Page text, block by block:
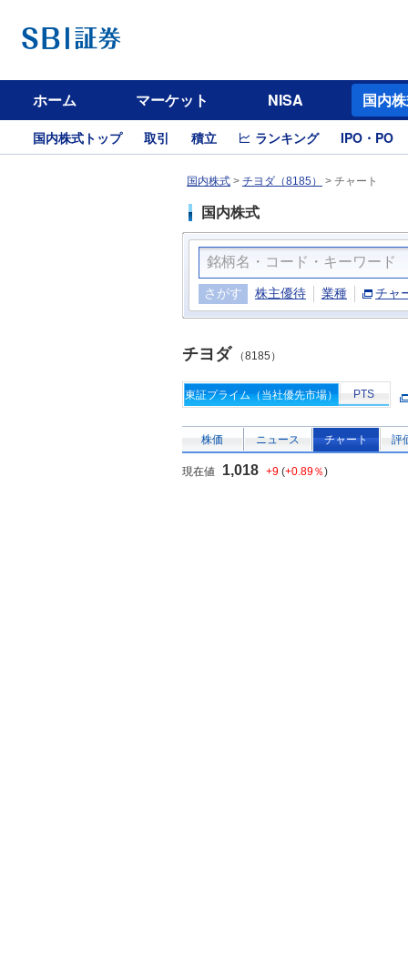
ホーム マーケット NISA 国内
国内株式トップ 取引 積立 ランキング IPO・PO
国内株式 > チヨダ（8185） > チャート
国内株式
さがす 株主優待 業種 チャ
チヨダ （8185）
東証プライム（当社優先市場） PTS
株価 ニュース チャート 評
現在値 1,018 +9 (+0.89％)